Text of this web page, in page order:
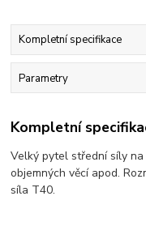
Kompletní specifikace
Parametry
Kompletní
Velký pytel střední síly
objemných věcí apod.
síla T40.